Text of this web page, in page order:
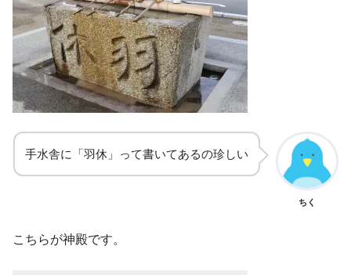
手水舎に「羽休」って書いてあるの珍しい
ちく
こちらが神殿です。